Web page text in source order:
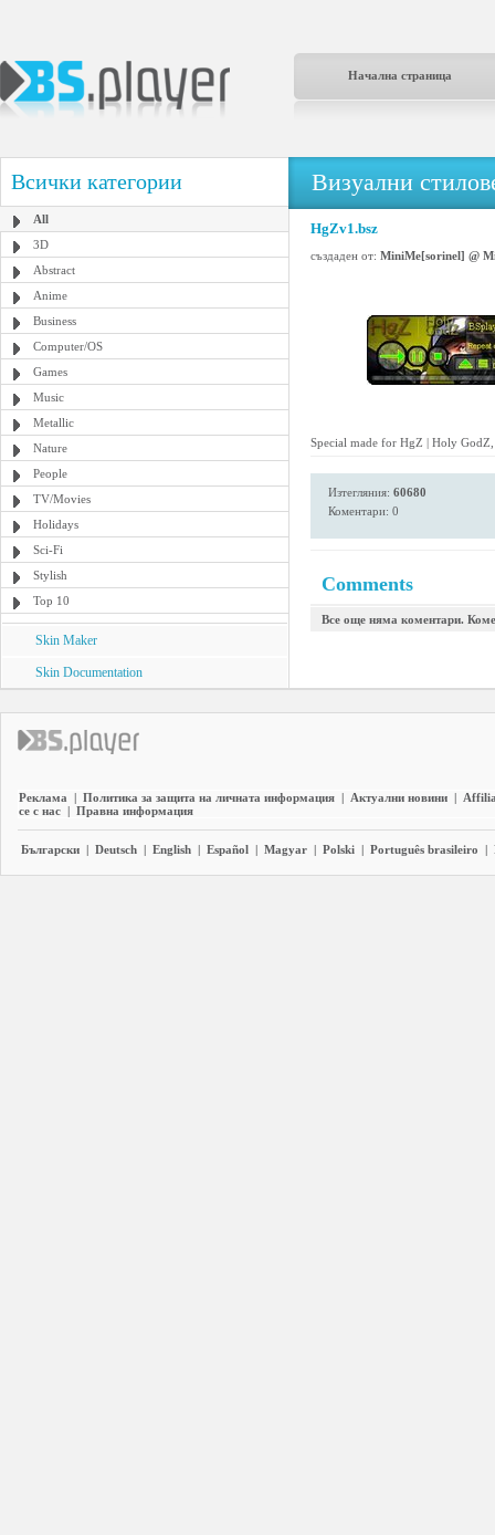
Начална страница
Всички категории
All
3D
Abstract
Anime
Business
Computer/OS
Games
Music
Metallic
Nature
People
TV/Movies
Holidays
Sci-Fi
Stylish
Top 10
Skin Maker
Skin Documentation
Визуални
HgZv1.bsz
създаден от: MiniMe[sorinel] @
Special made for HgZ | Holy
Изтегляния: 60680
Коментари: 0
Comments
Все още няма коментари.
Реклама | Политика за защита на личната информация | Актуални новини |
се с нас | Правна информация
Български | Deutsch | English | Español | Magyar | Polski | Português brasileiro |